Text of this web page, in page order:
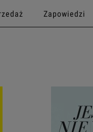
Zapowiedzi